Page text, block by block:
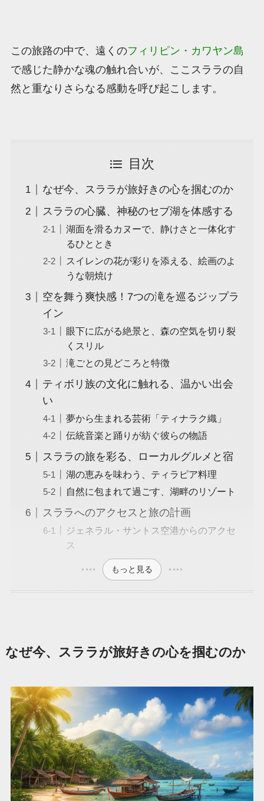
この旅路の中で、遠くのフィリピン・カワヤン島
で感じた静かな魂の触れ合いが、ここスララの自
然と重なりさらなる感動を呼び起こします。
目次
なぜ今、スララが旅好きの心を掴むのか
スララの心臓、神秘のセブ湖を体感する
湖面を滑るカヌーで、静けさと一体化す
るひととき
スイレンの花が彩りを添える、絵画のよ
うな朝焼け
空を舞う爽快感！7つの滝を巡るジップラ
イン
眼下に広がる絶景と、森の空気を切り裂
くスリル
滝ごとの見どころと特徴
ティボリ族の文化に触れる、温かい出会
い
夢から生まれる芸術「ティナラク織」
伝統音楽と踊りが紡ぐ彼らの物語
スララの旅を彩る、ローカルグルメと宿
湖の恵みを味わう、ティラピア料理
自然に包まれて過ごす、湖畔のリゾート
スララへのアクセスと旅の計画
ジェネラル・サントス空港からのアクセ
ス
もっと見る
なぜ今、スララが旅好きの心を掴むのか